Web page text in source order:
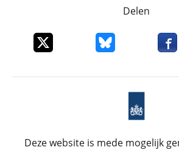
Delen
Deel dit item op XDeel dit item op
Deze website is mede mogelijk